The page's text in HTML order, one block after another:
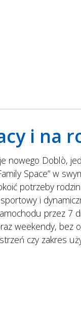
i na
nowego Doblò,
Space” w
potrzeby
i
przez 7
weekendy, bez
czy zakres